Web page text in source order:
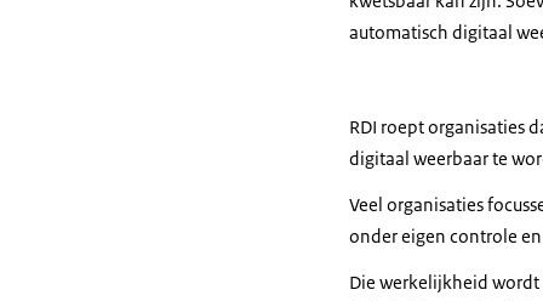
automatisch digitaal
RDI roept organisaties
digitaal weerbaar te
Veel organisaties
onder eigen controle
Die werkelijkheid wordt